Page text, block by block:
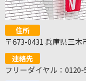
住所
〒673-0431 兵庫県三
連絡先
フリーダイヤル：